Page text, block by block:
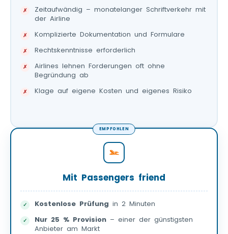
Zeitaufwändig – monatelanger Schriftverkehr mit
der Airline
Komplizierte Dokumentation und Formulare
Rechtskenntnisse erforderlich
Airlines lehnen Forderungen oft ohne
Begründung ab
Klage auf eigene Kosten und eigenes Risiko
EMPFOHLEN
Mit Passengers friend
Kostenlose Prüfung in 2 Minuten
Nur 25 % Provision – einer der günstigsten
Anbieter am Markt